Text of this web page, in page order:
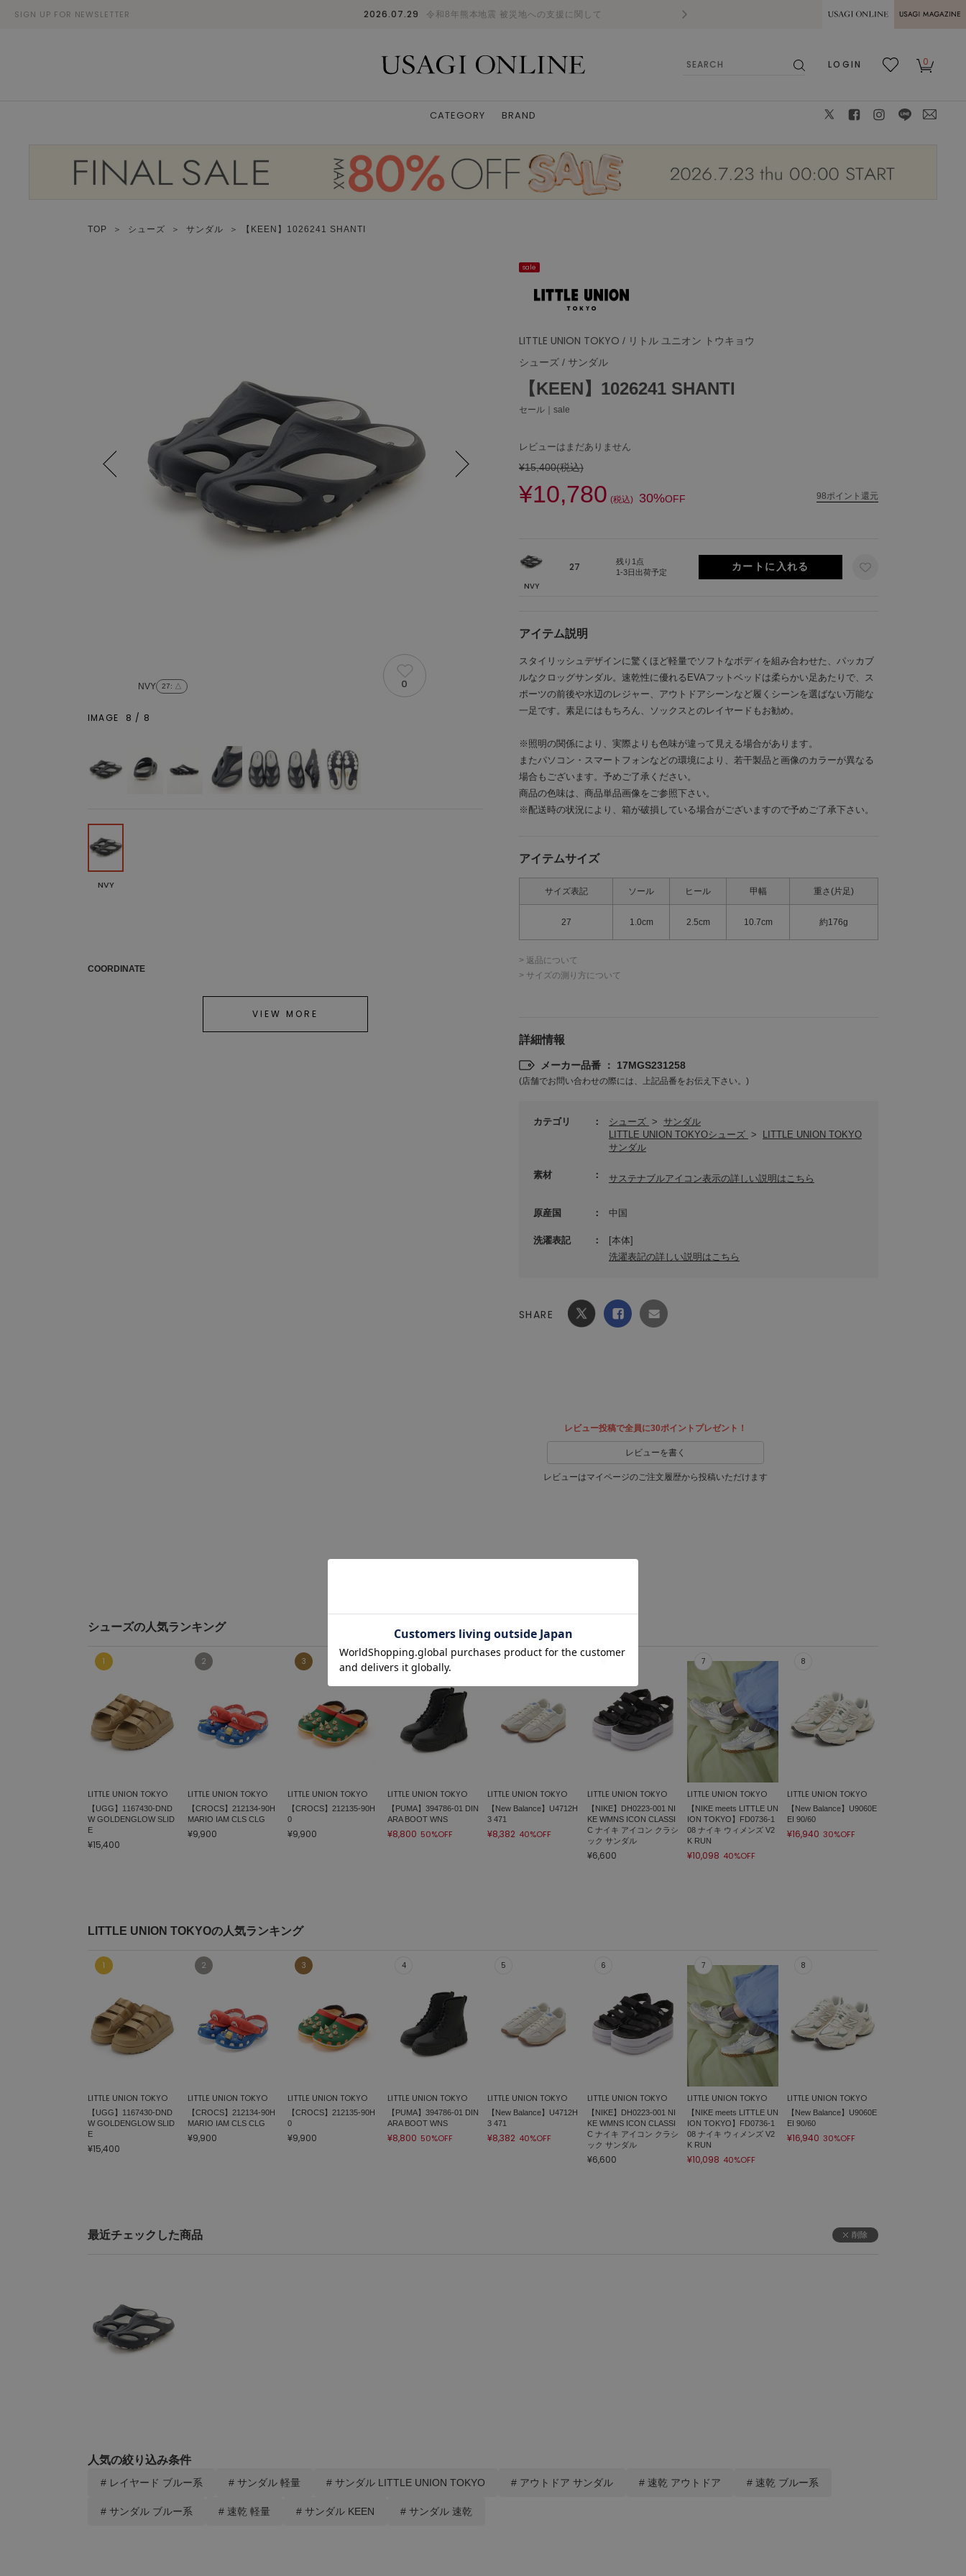
SIGN UP FOR NEWSLETTER 2026.07.29 令和8年熊本地震 被災地への支援に関して 熊本県熊本地方を震源とする地震の影響に
MAGAZINE
LOGIN
0
CATEGORY BRAND
TOP ＞ シューズ ＞ サンダル ＞ 【KEEN】1026241 SHANTI
sale
LITTLE UNION TOKYO / リトル ユニオン トウキョウ
シューズ / サンダル
【KEEN】1026241 SHANTI
セール｜sale
レビューはまだありません
¥15,400(税込)
¥10,780 (税込) 30%OFF 98ポイント還元
NVY
27
残り1点
1-3日出荷予定
アイテム説明
スタイリッシュデザインに驚くほど軽量でソフトなボディを組み合わせた、パッカブ
ルなクロッグサンダル。速乾性に優れるEVAフットベッドは柔らかい足あたりで、ス
ポーツの前後や水辺のレジャー、アウトドアシーンなど履くシーンを選ばない万能な
一足です。素足にはもちろん、ソックスとのレイヤードもお勧め。
※照明の関係により、実際よりも色味が違って見える場合があります。
またパソコン・スマートフォンなどの環境により、若干製品と画像のカラーが異なる
場合もございます。予めご了承ください。
商品の色味は、商品単品画像をご参照下さい。
※配送時の状況により、箱が破損している場合がございますので予めご了承下さい。
アイテムサイズ
サイズ表記 ソール ヒール 甲幅 重さ(片足)
27 1.0cm 2.5cm 10.7cm 約176g
> 返品について
> サイズの測り方について
詳細情報
メーカー品番 ： 17MGS231258
(店舗でお問い合わせの際には、上記品番をお伝え下さい。)
カテゴリ シューズ >
サンダル
LITTLE UNION TOKYOシューズ >
LITTLE UNION TOKYO
サンダル
素材 サステナブルアイコン表示の詳しい説明はこちら
原産国 中国
洗濯表記
[本体]
洗濯表記の詳しい説明はこちら
SHARE
NVY 27: △ 0
IMAGE 8 / 8
NVY
COORDINATE
VIEW MORE
レビュー投稿で全員に30ポイントプレゼント！
レビューを書く
レビューはマイページのご注文履歴から投稿いただけます
シューズの人気ランキング
LITTLE UNION TOKYO
【UGG】1167430-DND
W GOLDENGLOW SLID
E
¥15,400
LITTLE UNION TOKYO
【CROCS】212134-90H
MARIO IAM CLS CLG
¥9,900
LITTLE UNION TOKYO
【CROCS】212135-90H
0
¥9,900
LITTLE UNION TOKYO
【PUMA】394786-01 DIN
ARA BOOT WNS
¥8,800 50%OFF
LITTLE UNION TOKYO
【New Balance】U4712H
3 471
¥8,382 40%OFF
LITTLE UNION TOKYO
【NIKE】DH0223-001 NI
KE WMNS ICON CLASSI
C ナイキ アイコン クラシ
ック サンダル
¥6,600
LITTLE UNION TOKYO
【NIKE meets LITTLE UN
ION TOKYO】FD0736-1
08 ナイキ ウィメンズ V2
K RUN
¥10,098 40%OFF
LITTLE UNION TOKYO
【New Balance】U9060E
EI 90/60
¥16,940 30%OFF
LITTLE UNION TOKYOの人気ランキング
LITTLE UNION TOKYO
【UGG】1167430-DND
W GOLDENGLOW SLID
E
¥15,400
LITTLE UNION TOKYO
【CROCS】212134-90H
MARIO IAM CLS CLG
¥9,900
LITTLE UNION TOKYO
【CROCS】212135-90H
0
¥9,900
LITTLE UNION TOKYO
【PUMA】394786-01 DIN
ARA BOOT WNS
¥8,800 50%OFF
LITTLE UNION TOKYO
【New Balance】U4712H
3 471
¥8,382 40%OFF
LITTLE UNION TOKYO
【NIKE】DH0223-001 NI
KE WMNS ICON CLASSI
C ナイキ アイコン クラシ
ック サンダル
¥6,600
LITTLE UNION TOKYO
【NIKE meets LITTLE UN
ION TOKYO】FD0736-1
08 ナイキ ウィメンズ V2
K RUN
¥10,098 40%OFF
LITTLE UNION TOKYO
【New Balance】U9060E
EI 90/60
¥16,940 30%OFF
最近チェックした商品 削除
人気の絞り込み条件
# レイヤード ブルー系 # サンダル 軽量 # サンダル LITTLE UNION TOKYO # アウトドア サンダル # 速乾 アウトドア # 速乾 ブルー系
# サンダル ブルー系 # 速乾 軽量 # サンダル KEEN # サンダル 速乾